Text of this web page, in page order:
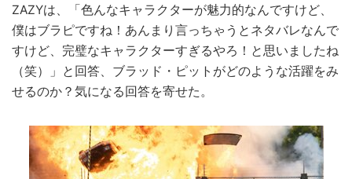
ZAZYは、「色んなキャラクターが魅力的なんですけど、
僕はブラピですね！あんまり言っちゃうとネタバレなんで
すけど、完璧なキャラクターすぎるやろ！と思いましたね
（笑）」と回答、ブラッド・ピットがどのような活躍をみ
せるのか？気になる回答を寄せた。